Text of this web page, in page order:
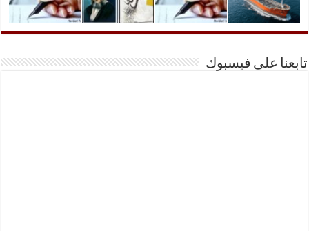
تابعنا على فيسبوك